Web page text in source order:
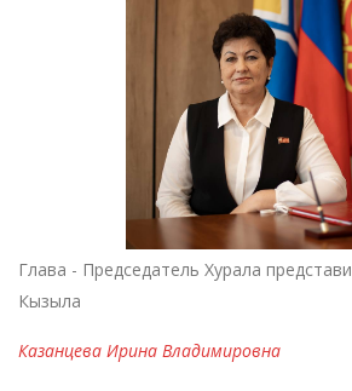
Глава - Председатель Хурала
Кызыла
Казанцева Ирина Владимировна